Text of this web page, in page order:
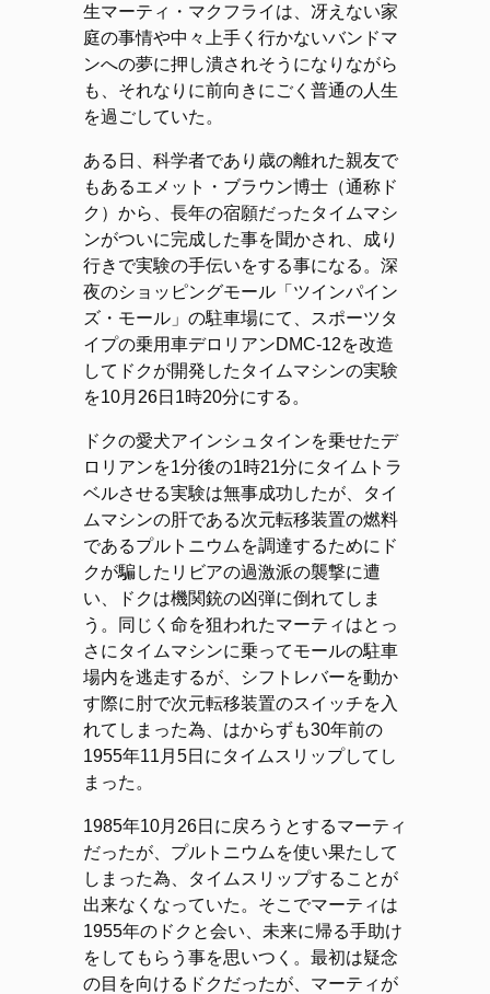
生マーティ・マクフライは、冴えない家
庭の事情や中々上手く行かないバンドマ
ンへの夢に押し潰されそうになりながら
も、それなりに前向きにごく普通の人生
を過ごしていた。
ある日、科学者であり歳の離れた親友で
もあるエメット・ブラウン博士（通称ド
ク）から、長年の宿願だったタイムマシ
ンがついに完成した事を聞かされ、成り
行きで実験の手伝いをする事になる。深
夜のショッピングモール「ツインパイン
ズ・モール」の駐車場にて、スポーツタ
イプの乗用車デロリアンDMC-12を改造
してドクが開発したタイムマシンの実験
を10月26日1時20分にする。
ドクの愛犬アインシュタインを乗せたデ
ロリアンを1分後の1時21分にタイムトラ
ベルさせる実験は無事成功したが、タイ
ムマシンの肝である次元転移装置の燃料
であるプルトニウムを調達するためにド
クが騙したリビアの過激派の襲撃に遭
い、ドクは機関銃の凶弾に倒れてしま
う。同じく命を狙われたマーティはとっ
さにタイムマシンに乗ってモールの駐車
場内を逃走するが、シフトレバーを動か
す際に肘で次元転移装置のスイッチを入
れてしまった為、はからずも30年前の
1955年11月5日にタイムスリップしてし
まった。
1985年10月26日に戻ろうとするマーティ
だったが、プルトニウムを使い果たして
しまった為、タイムスリップすることが
出来なくなっていた。そこでマーティは
1955年のドクと会い、未来に帰る手助け
をしてもらう事を思いつく。最初は疑念
の目を向けるドクだったが、マーティが